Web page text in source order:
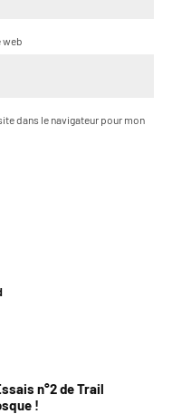
web
dans le navigateur pour mon
n°2 de Trail
!